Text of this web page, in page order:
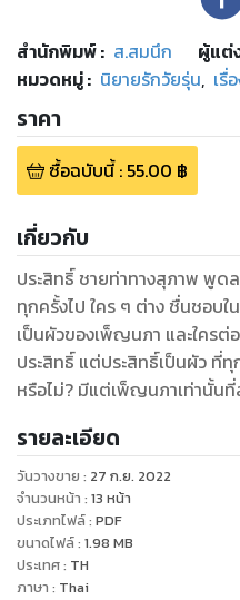
สำนักพิมพ์: ส.สมนึก ผู้แต่
หมวดหมู่: นิยายรักวัยรุ่น, เรื่
ราคา
ซื้อฉบับนี้: 55.00 ฿
เกี่ยวกับ
ประสิทธิ์ ชายท่าทางสุภาพ พูดลงท้ายด้วยหางเสียง ครับ ครับผม
ทุกครั้งไป ใคร ๆ ต่าง ชื่นชอบในอุปนิสัยใจคอของประสิทธิ์ ประสิทธิ์
เป็นผัวของเพ็ญนภา และใคร
ประสิทธิ์ แต่ประสิทธิ์เป็นผัว ที่
หรือไม่? มีแต่เพ็ญนภาเท่า
รายละเอียด
วันวางขาย : 27 ก.ย. 2022
จำนวนหน้า : 13 หน้า
ประเภทไฟล์: PDF
ขนาดไฟล์: 1.98 MB
ประเทศ: TH
ภาษา : Thai